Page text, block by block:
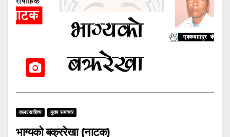
कला/साहित्य मुख्य समाचार
भाग्यको बक्ररेखा (नाटक)